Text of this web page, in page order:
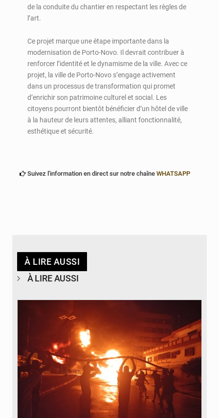
de la conduite du chantier en respectant les règles de
l’art.
Ce projet marque une étape importante dans la
modernisation de Porto-Novo. Il devrait contribuer à
renforcer l’identité et le dynamisme de la ville. Avec ce
projet, la ville de Porto-Novo s’engage activement
dans un processus de transformation qui promet
d’enrichir son patrimoine culturel et social. Les
citoyens pourront bientôt bénéficier d’un hôtel de ville
à la hauteur de leurs attentes, alliant fonctionnalité,
esthétique et sécurité.
Suivez l'information en direct sur notre chaîne WHATSAPP
À LIRE AUSSI
À LIRE AUSSI